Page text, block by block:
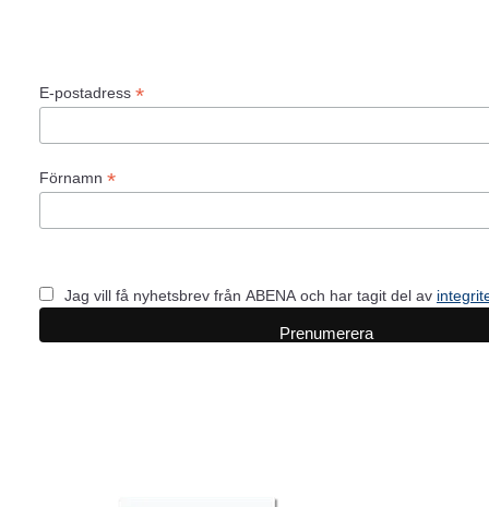
E-postadress *
Förnamn *
Jag vill få nyhetsbrev från ABENA och har tagit del av